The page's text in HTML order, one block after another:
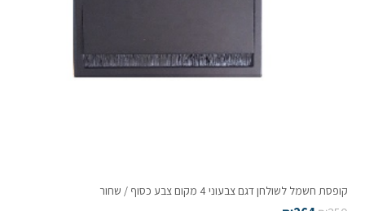
קופסת חשמל לשולחן דגם צבעוני 4 מקום צבע כסוף / שחור